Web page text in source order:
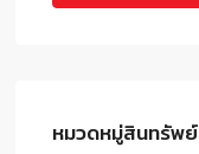
หมวดหมู่สินทรัพย์